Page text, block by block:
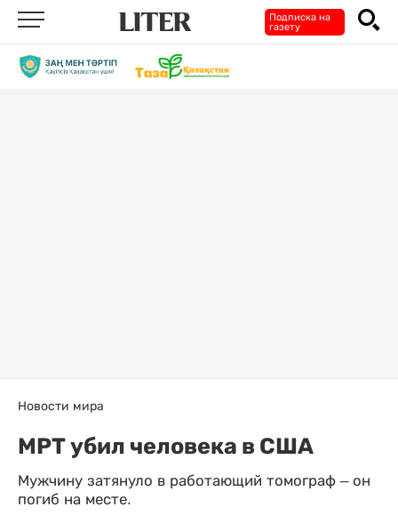
Подписка на
газету
Новости мира
МРТ убил человека в США
Мужчину затянуло в работающий томограф – он
погиб на месте.